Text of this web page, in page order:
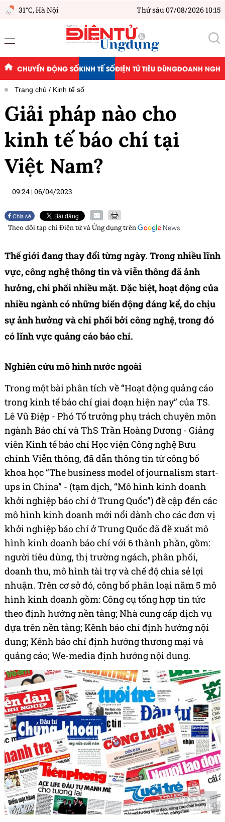
31°C,Hà Nội Thứ sáu 07/08/2026 10:15
CHUYỂN ĐỘNG SỐKINH TẾ SỐĐIỆN TỬ TIÊU DÙNGDOANH
Trang chủ Kinh tế số
Giải pháp nào cho
kinh tế báo chí tại
Việt Nam?
09:24 |06/04/2023
Chia sẻ
Theo dõi tạp chíĐiện tử và Ứng dụngtrên
Thế giới đang thay đổi từng ngày. Trong nhiều lĩnh
vực, công nghệ thông tin và viễn thông đã ảnh
hưởng, chi phối nhiều mặt. Đặc biệt, hoạt động của
nhiều ngành có những biến động đáng kể, do chịu
sự ảnh hưởng và chi phối bởi công nghệ, trong đó
có lĩnh vực quảng cáo báo chí.
Nghiên cứu mô hình nước ngoài
Trong một bài phân tích về “Hoạt động quảng cáo
trong kinh tế báo chí giai đoạn hiện nay” của TS.
Lê Vũ Điệp - Phó Tổ trưởng phụ trách chuyên môn
ngành Báo chí và ThS Trần Hoàng Dương - Giảng
viên Kinh tế báo chí Học viện Công nghệ Bưu
chính Viễn thông, đã dẫn thông tin từ công bố
khoa học “The business model of journalism start-
ups in China” - (tạm dịch, “Mô hình kinh doanh
khởi nghiệp báo chí ở Trung Quốc”) đề cập đến các
mô hình kinh doanh mới nổi dành cho các đơn vị
khởi nghiệp báo chí ở Trung Quốc đã đề xuất mô
hình kinh doanh báo chí với 6 thành phần, gồm:
người tiêu dùng, thị trường ngách, phân phối,
doanh thu, mô hình tài trợ và chế độ chia sẻ lợi
nhuận. Trên cơ sở đó, công bố phân loại năm 5 mô
hình kinh doanh gồm: Công cụ tổng hợp tin tức
theo định hướng nền tảng; Nhà cung cấp dịch vụ
dựa trên nền tảng; Kênh báo chí định hướng nội
dung; Kênh báo chí định hướng thương mại và
quảng cáo; We-media định hướng nội dung.